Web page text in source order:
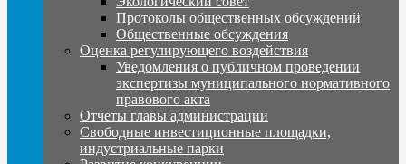
Протоколы общественных обсуждений
Общественные обсуждения
Оценка регулирующего воздействия
Уведомления о публичном проведении
экспертизы муниципального нормативного
правового акта
Отчеты главы администрации
Свободные инвестиционные площадки,
индустриальные парки